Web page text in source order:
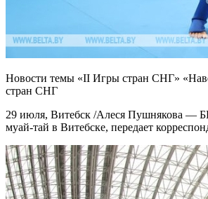
Новости темы «II Игры стран СНГ»
стран СНГ
29 июля, Витебск /Алеся Пушнякова —
муай-тай в Витебске, передает